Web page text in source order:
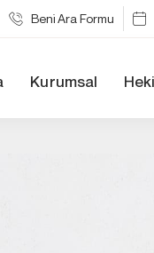
Beni Ara Formu
Kurumsal